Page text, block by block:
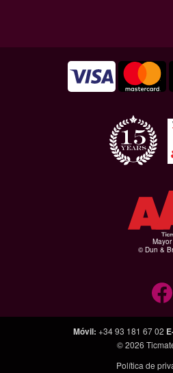
© Dun &
Móvil: +34 93 181 67 02
© 2026
Política de